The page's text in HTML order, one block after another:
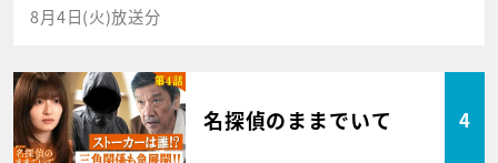
8月4日(火)放送分
名探偵のままでいて 4